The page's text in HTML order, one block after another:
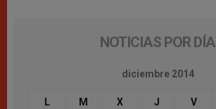
NOTICIAS POR DÍA
diciembre 2014
L M X J V